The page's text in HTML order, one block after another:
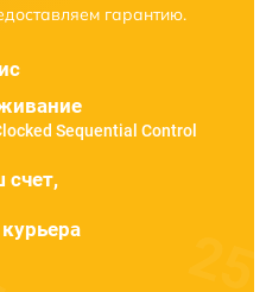
гарантию.
Sequential Control
счет,